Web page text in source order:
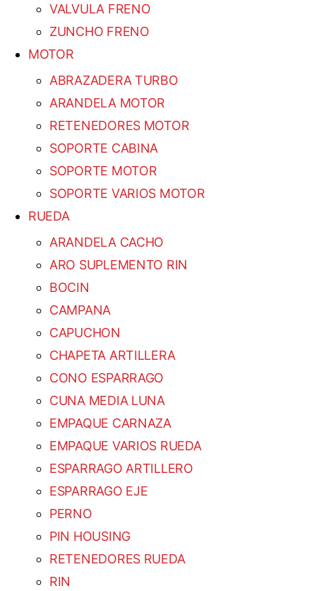
VALVULA FRENO
ZUNCHO FRENO
MOTOR
ABRAZADERA TURBO
ARANDELA MOTOR
RETENEDORES MOTOR
SOPORTE CABINA
SOPORTE MOTOR
SOPORTE VARIOS MOTOR
RUEDA
ARANDELA CACHO
ARO SUPLEMENTO RIN
BOCIN
CAMPANA
CAPUCHON
CHAPETA ARTILLERA
CONO ESPARRAGO
CUNA MEDIA LUNA
EMPAQUE CARNAZA
EMPAQUE VARIOS RUEDA
ESPARRAGO ARTILLERO
ESPARRAGO EJE
PERNO
PIN HOUSING
RETENEDORES RUEDA
RIN